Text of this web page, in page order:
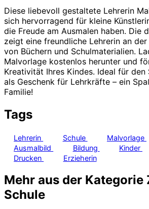
Diese liebevoll gestaltete Lehrerin
sich hervorragend für kleine
die Freude am Ausmalen haben. Die
zeigt eine freundliche Lehrerin an
von Büchern und Schulmaterialien.
Malvorlage kostenlos herunter und
Kreativität Ihres Kindes. Ideal für den
als Geschenk für Lehrkräfte – ein
Familie!
Tags
Lehrerin Schule Malvorlage
Ausmalbild
Bildung Kinder
Drucken
Erzieherin
Mehr aus der Kategorie
Schule